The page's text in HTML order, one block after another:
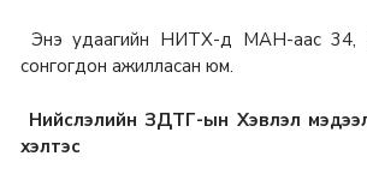
Энэ удаагийн НИТХ-д МАН-аас 34, АН-
сонгогдон ажилласан юм.
Нийслэлийн ЗДТГ-ын Хэвлэл
хэлтэс